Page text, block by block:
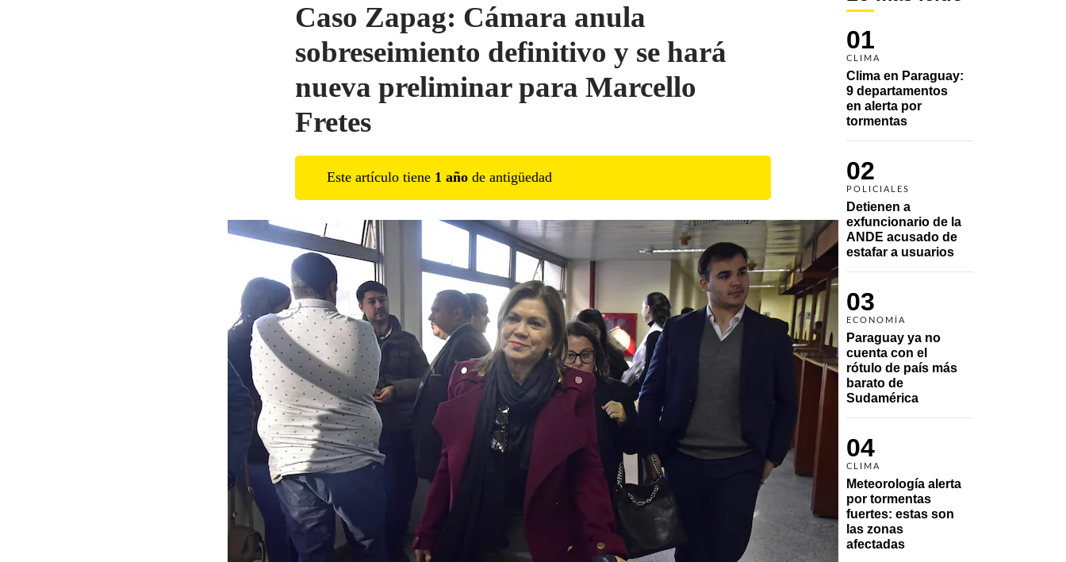
01
CLIMA
Clima en Paraguay:
9 departamentos
en alerta por
tormentas
02
POLICIALES
Detienen a
exfuncionario de la
ANDE acusado de
estafar a usuarios
03
ECONOMÍA
Paraguay ya no
cuenta con el
rótulo de país más
barato de
Sudamérica
04
CLIMA
Meteorología alerta
por tormentas
fuertes: estas son
las zonas
afectadas
Caso Zapag: Cámara anula
sobreseimiento definitivo y se hará
nueva preliminar para Marcello
Fretes
Este artículo tiene 1 año de antigüedad